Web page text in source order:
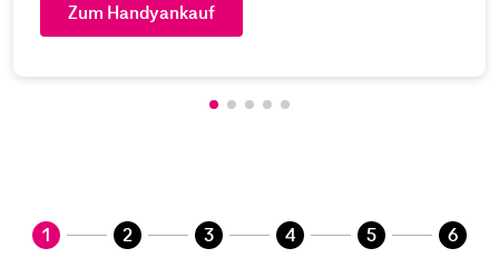
Zum Handyankauf
Sie sind auf Schritt 1 von 6.
1Smartphone
2nicht
IMEI-
3nicht
Smartphone
4nicht
Unser
5nicht
Ankaufsbonus
6nicht